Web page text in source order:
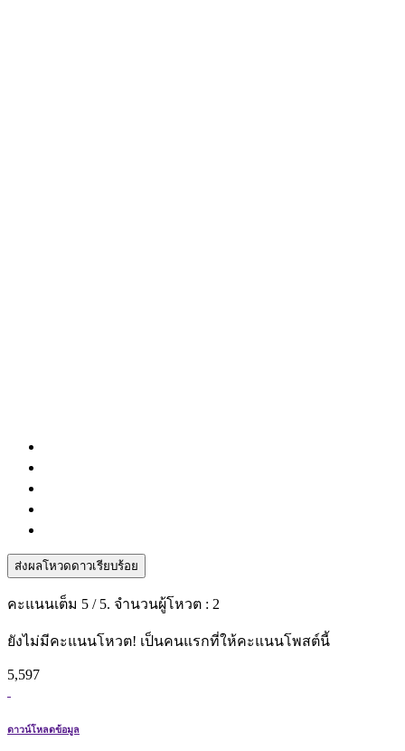
ส่งผลโหวดดาวเรียบร้อย
คะแนนเต็ม 5 / 5. จำนวนผู้โหวต : 2
ยังไม่มีคะแนนโหวต! เป็นคนแรกที่ให้คะแนนโพสต์นี้
5,597
ดาวน์โหลดข้อมูล